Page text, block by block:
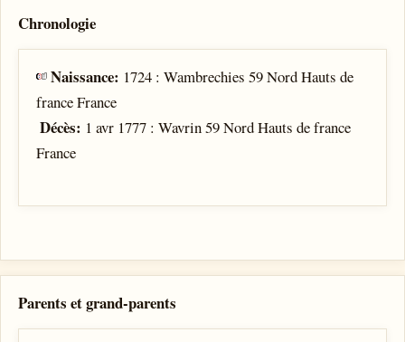
Chronologie
Naissance: 1724 : Wambrechies 59 Nord Hauts de
france France
Décès: 1 avr 1777 : Wavrin 59 Nord Hauts de france
France
Parents et grand-parents